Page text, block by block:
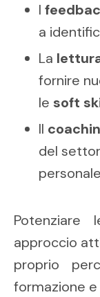
I
a
La
fornire
le soft
Il
del
Potenziare
approccio
proprio
formazione e